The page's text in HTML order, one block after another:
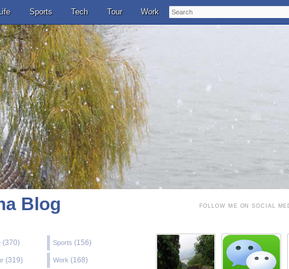
Sports Tech Tour Work
Search
Blog
(370) Sports (156)
(319) Work (168)
FOLLOW ME ON SOCIAL